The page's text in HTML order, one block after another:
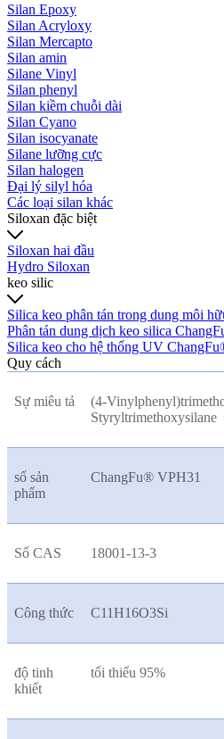
Silan Epoxy
Silan Acryloxy
Silan Mercapto
Silan amin
Silane Vinyl
Silan phenyl
Silan kiềm chuỗi dài
Silan Cyano
Silan isocyanate
Silane lưỡng cực
Silan halogen
Đại lý silyl hóa
Các loại silan khác
Siloxan đặc biệt
Siloxan hai đầu
Hydro Siloxan
keo silic
Silica keo phân tán trong dung môi
Phân tán dung dịch keo silica
Silica keo cho hệ thống UV
Quy cách
Sự miêu tả
(4-
Styryltrimethoxysilane
số sản
phẩm
ChangFu® VPH31
Số CAS 18001-13-3
Công thức C11H16O3Si
độ tinh
khiết
tối thiểu 95%